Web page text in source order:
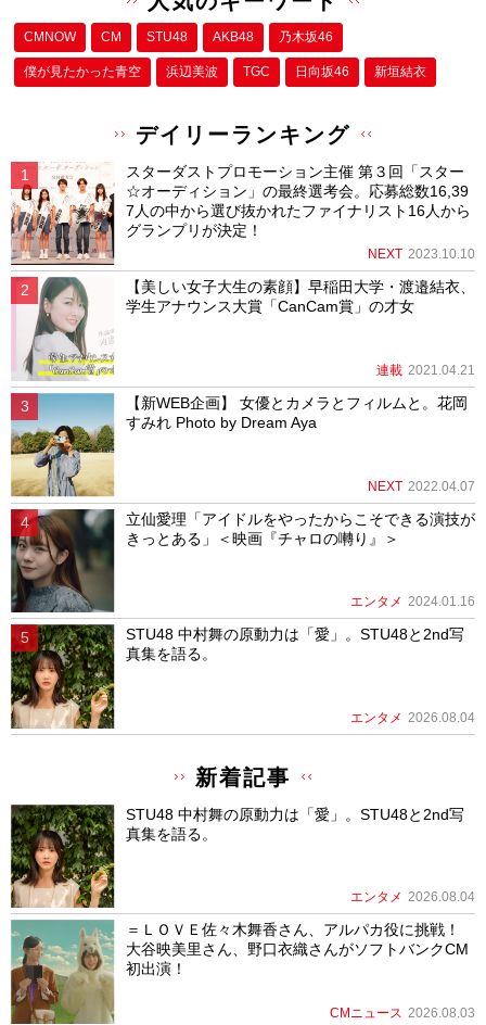
CMNOW CM STU48 AKB48 乃木坂46
僕が⾒たかった⻘空 浜辺美波 TGC 日向坂46 新垣結衣
デイリーランキング
スターダストプロモーション主催 第３回「スター
☆オーディション」の最終選考会。応募総数16,39
7人の中から選び抜かれたファイナリスト16人から
グランプリが決定！
NEXT 2023.10.10
【美しい女子大生の素顔】早稲田大学・渡邉結衣、
学生アナウンス大賞「CanCam賞」の才女
連載 2021.04.21
【新WEB企画】 女優とカメラとフィルムと。花岡
すみれ Photo by Dream Aya
NEXT 2022.04.07
立仙愛理「アイドルをやったからこそできる演技が
きっとある」＜映画『チャロの囀り』＞
エンタメ 2024.01.16
STU48 中村舞の原動力は「愛」。STU48と2nd写
真集を語る。
エンタメ 2026.08.04
新着記事
STU48 中村舞の原動力は「愛」。STU48と2nd写
真集を語る。
エンタメ 2026.08.04
＝ＬＯＶＥ佐々木舞香さん、アルパカ役に挑戦！
大谷映美里さん、野口衣織さんがソフトバンクCM
初出演！
CMニュース 2026.08.03